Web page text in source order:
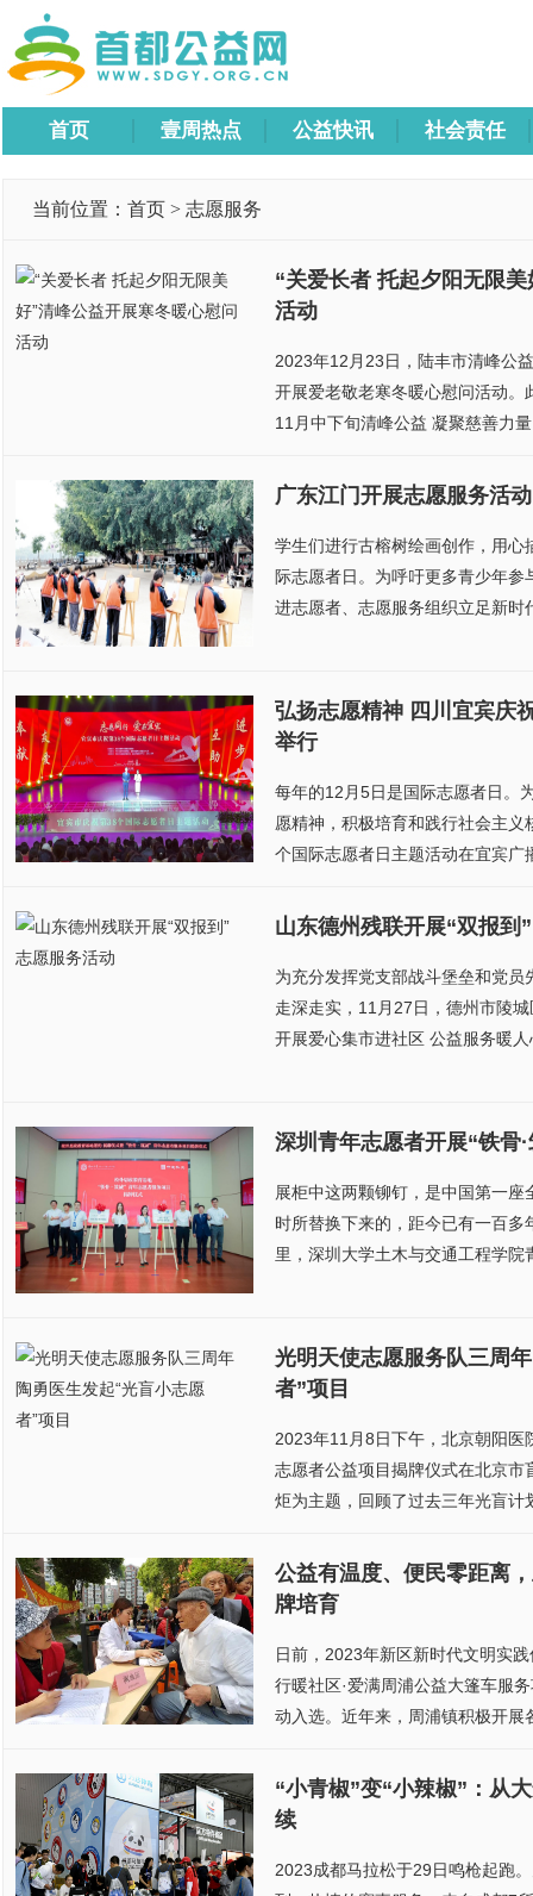
首页 壹周热点 公益快讯 社会责任
当前位置： 首页 > 志愿服务
“关爱长者 托起夕阳无限
活动
2023年12月23日，陆丰市清峰公
开展爱老敬老寒冬暖心慰问活动
11月中下旬清峰公益 凝聚慈善力
广东江门开展志愿服务活
学生们进行古榕树绘画创作，用
际志愿者日。为呼吁更多青少年
进志愿者、志愿服务组织立足新时
弘扬志愿精神 四川宜宾庆
举行
每年的12月5日是国际志愿者日。
愿精神，积极培育和践行社会主
个国际志愿者日主题活动在宜宾广
山东德州残联开展“双报到
为充分发挥党支部战斗堡垒和党
走深走实，11月27日，德州市陵
开展爱心集市进社区 公益服务暖
深圳青年志愿者开展“铁骨
展柜中这两颗铆钉，是中国第一
时所替换下来的，距今已有一百
里，深圳大学土木与交通工程学院
光明天使志愿服务队三周
者”项目
2023年11月8日下午，北京朝阳
志愿者公益项目揭牌仪式在北京
炬为主题，回顾了过去三年光盲计
公益有温度、便民零距离
牌培育
日前，2023年新区新时代文明实
行暖社区·爱满周浦公益大篷车服
动入选。近年来，周浦镇积极开展
“小青椒”变“小辣椒”：从
续
2023成都马拉松于29日鸣枪起跑